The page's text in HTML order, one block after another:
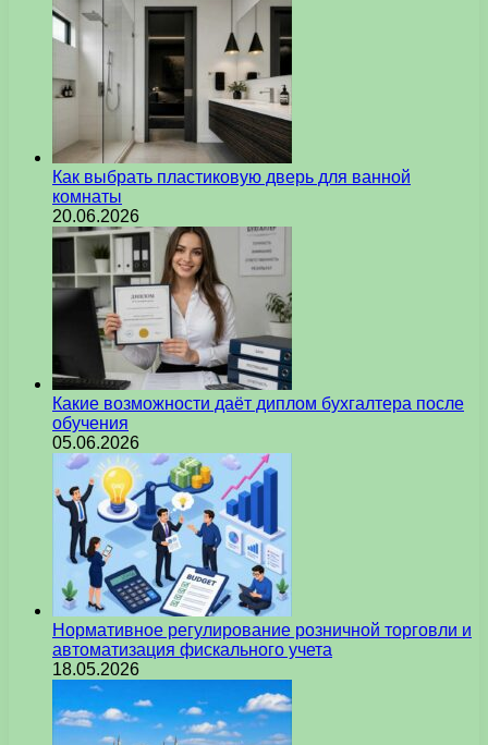
Как выбрать пластиковую дверь для ванной
комнаты
20.06.2026
Какие возможности даёт диплом бухгалтера после
обучения
05.06.2026
Нормативное регулирование розничной торговли и
автоматизация фискального учета
18.05.2026